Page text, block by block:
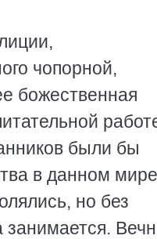
чопорной,
божественная
были бы
в данном
но без